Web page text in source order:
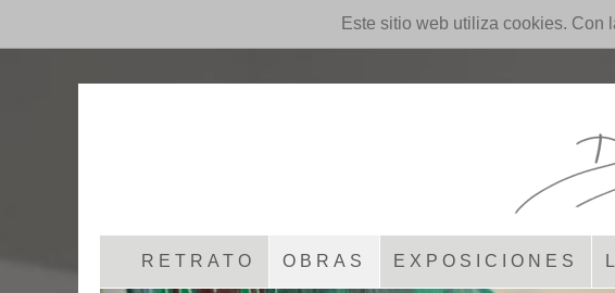
Este sitio web utiliza cookies. Con
RETRATO OBRAS EXPOSICIONES